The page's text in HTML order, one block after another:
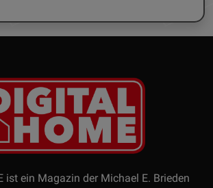
ist ein Magazin der Michael E. Brieden